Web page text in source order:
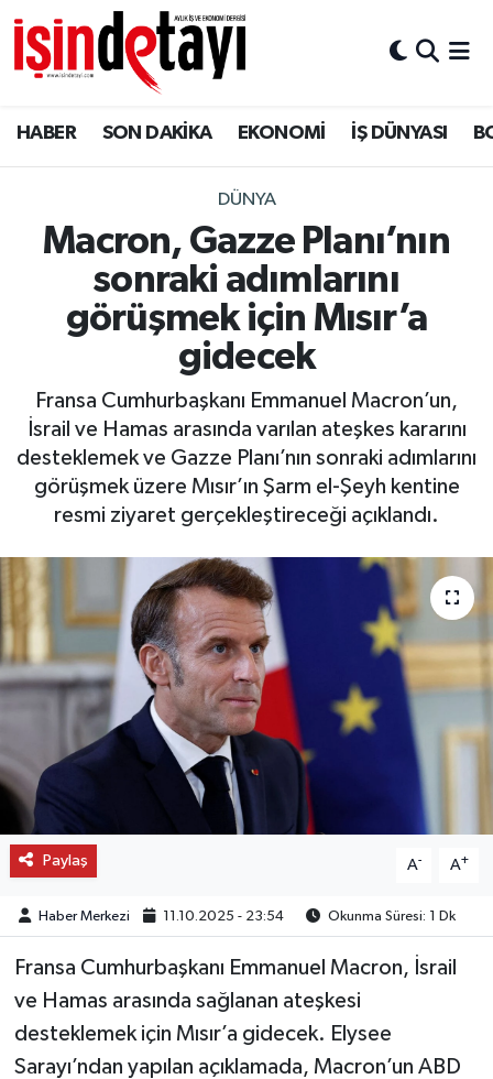
HABER SON DAKİKA EKONOMİ İŞ DÜNYASI
DÜNYA
Macron, Gazze Planı’nın
sonraki adımlarını
görüşmek için Mısır’a
gidecek
Fransa Cumhurbaşkanı Emmanuel Macron’un,
İsrail ve Hamas arasında varılan ateşkes kararını
desteklemek ve Gazze Planı’nın sonraki adımlarını
görüşmek üzere Mısır’ın Şarm el-Şeyh kentine
resmi ziyaret gerçekleştireceği açıklandı.
Paylaş A- A+
Haber Merkezi 11.10.2025 - 23:54 Okunma Süresi: 1 Dk
Fransa Cumhurbaşkanı Emmanuel Macron, İsrail
ve Hamas arasında sağlanan ateşkesi
desteklemek için Mısır’a gidecek. Elysee
Sarayı’ndan yapılan açıklamada, Macron’un ABD
DÜNYA
Eğitim
ENERJİ HABERİ
GAYRİMENKUL
LOJİSTİK
MAGAZİN
OTO DETAY
SAĞLIK
SON DAKİKA
SPOR
FİNANS
Nöbetçi Eczaneler
Hava Durumu
İstanbul Namaz Vakitleri
Trafik Durumu
Süper Lig Puan Durumu ve Fikstür
Tüm Manşetler
Son Dakika Haberleri
Haber Arşivi